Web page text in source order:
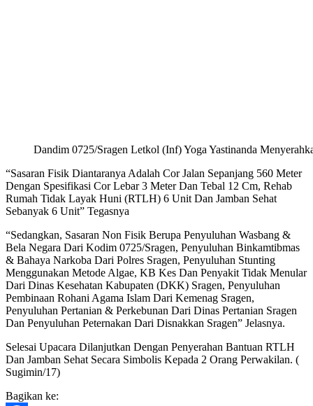
Dandim 0725/Sragen Letkol (Inf) Yoga Yastinanda
“Sasaran Fisik Diantaranya Adalah Cor Jalan Sepanjang 560 Meter
Dengan Spesifikasi Cor Lebar 3 Meter Dan Tebal 12 Cm, Rehab
Rumah Tidak Layak Huni (RTLH) 6 Unit Dan Jamban Sehat
Sebanyak 6 Unit” Tegasnya
“Sedangkan, Sasaran Non Fisik Berupa Penyuluhan Wasbang &
Bela Negara Dari Kodim 0725/Sragen, Penyuluhan Binkamtibmas
& Bahaya Narkoba Dari Polres Sragen, Penyuluhan Stunting
Menggunakan Metode Algae, KB Kes Dan Penyakit Tidak Menular
Dari Dinas Kesehatan Kabupaten (DKK) Sragen, Penyuluhan
Pembinaan Rohani Agama Islam Dari Kemenag Sragen,
Penyuluhan Pertanian & Perkebunan Dari Dinas Pertanian Sragen
Dan Penyuluhan Peternakan Dari Disnakkan Sragen” Jelasnya.
Selesai Upacara Dilanjutkan Dengan Penyerahan Bantuan RTLH
Dan Jamban Sehat Secara Simbolis Kepada 2 Orang Perwakilan. (
Sugimin/17)
Bagikan ke: